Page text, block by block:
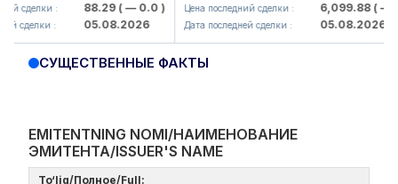
сделки : 88.29( — 0.0 )
сделки : 05.08.2026
Цена последний сделки : 6,099.88( — 0.0
Дата последней сделки : 05.08.2026
СУЩЕСТВЕННЫЕ ФАКТЫ
EMITENTNING NOMI/НАИМЕНОВАНИЕ
ЭМИТЕНТА/ISSUER'S NAME
To‘liq/Полное/Full: